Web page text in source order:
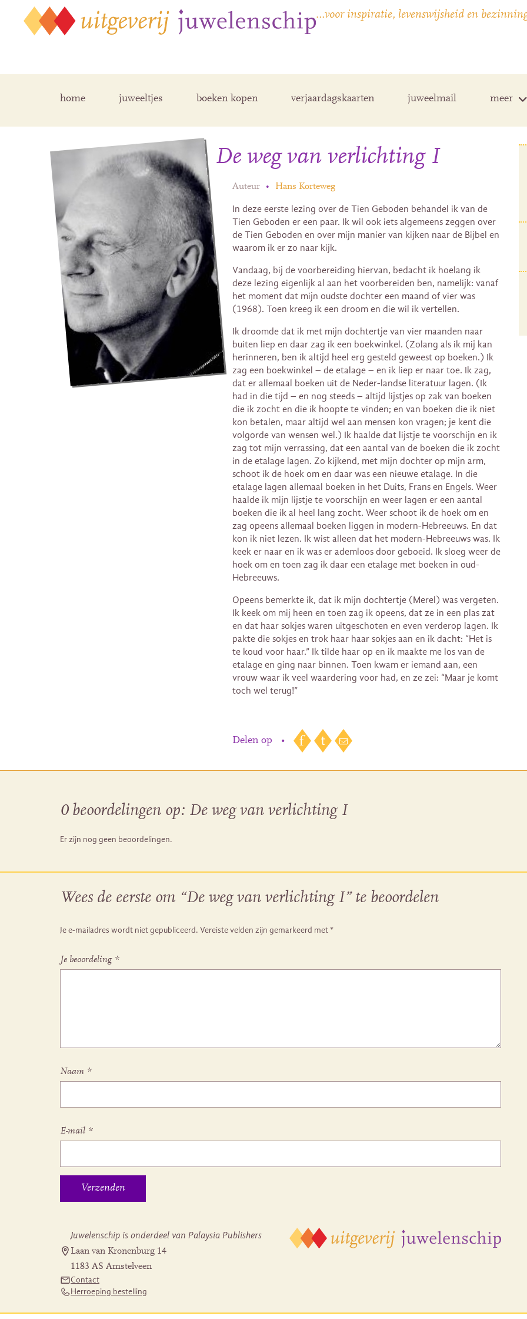
…voor inspiratie, levenswijsheid en
home juweeltjes boeken kopen verjaardagskaarten juweelmail meer
De weg van verlichting I
Auteur • Hans Korteweg
In deze eerste lezing over de Tien Geboden behandel ik van de
Tien Geboden er een paar. Ik wil ook iets algemeens zeggen over
de Tien Geboden en over mijn manier van kijken naar de Bijbel en
waarom ik er zo naar kijk.
Vandaag, bij de voorbereiding hiervan, bedacht ik hoelang ik
deze lezing eigenlijk al aan het voorbereiden ben, namelijk: vanaf
het moment dat mijn oudste dochter een maand of vier was
(1968). Toen kreeg ik een droom en die wil ik vertellen.
Ik droomde dat ik met mijn dochtertje van vier maanden naar
buiten liep en daar zag ik een boekwinkel. (Zolang als ik mij kan
herinneren, ben ik altijd heel erg gesteld geweest op boeken.) Ik
zag een boekwinkel – de etalage – en ik liep er naar toe. Ik zag,
dat er allemaal boeken uit de Neder-landse literatuur lagen. (Ik
had in die tijd – en nog steeds – altijd lijstjes op zak van boeken
die ik zocht en die ik hoopte te vinden; en van boeken die ik niet
kon betalen, maar altijd wel aan mensen kon vragen; je kent die
volgorde van wensen wel.) Ik haalde dat lijstje te voorschijn en ik
zag tot mijn verrassing, dat een aantal van de boeken die ik zocht
in de etalage lagen. Zo kijkend, met mijn dochter op mijn arm,
schoot ik de hoek om en daar was een nieuwe etalage. In die
etalage lagen allemaal boeken in het Duits, Frans en Engels. Weer
haalde ik mijn lijstje te voorschijn en weer lagen er een aantal
boeken die ik al heel lang zocht. Weer schoot ik de hoek om en
zag opeens allemaal boeken liggen in modern-Hebreeuws. En dat
kon ik niet lezen. Ik wist alleen dat het modern-Hebreeuws was. Ik
keek er naar en ik was er ademloos door geboeid. Ik sloeg weer de
hoek om en toen zag ik daar een etalage met boeken in oud-
Hebreeuws.
Opeens bemerkte ik, dat ik mijn dochtertje (Merel) was vergeten.
Ik keek om mij heen en toen zag ik opeens, dat ze in een plas zat
en dat haar sokjes waren uitgeschoten en even verderop lagen. Ik
pakte die sokjes en trok haar haar sokjes aan en ik dacht: “Het is
te koud voor haar.” Ik tilde haar op en ik maakte me los van de
etalage en ging naar binnen. Toen kwam er iemand aan, een
vrouw waar ik veel waardering voor had, en ze zei: “Maar je komt
toch wel terug!”
Delen op •
0 beoordelingen op: De weg van verlichting I
Er zijn nog geen beoordelingen.
Wees de eerste om “De weg van verlichting I” te beoordelen
Je e-mailadres wordt niet gepubliceerd. Vereiste velden zijn gemarkeerd met*
Je beoordeling *
Naam *
E-mail *
Juwelenschip is onderdeel van Palaysia Publishers
Laan van Kronenburg 14
1183 AS Amstelveen
Contact
Herroeping bestelling